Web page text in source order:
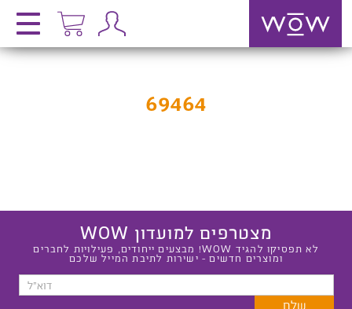
69464
מצטרפים למועדון WOW
לא תפסיקו להגיד WOW! מבצעים ייחודים, פעילויות לחברים
ומוצרים חדשים - ישירות לתיבת המייל שלכם